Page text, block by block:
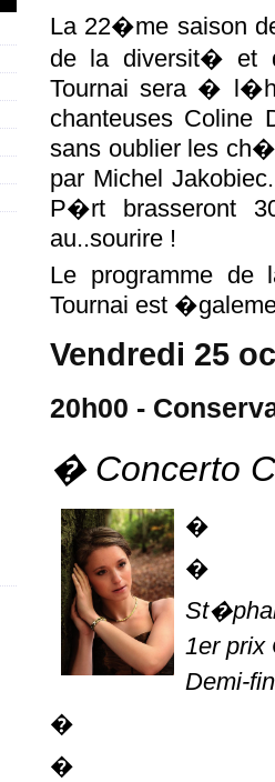
La 22�me saison
de la diversit� et
Tournai sera �
chanteuses Coline
sans oublier les
par Michel
P�rt brasseront
au..sourire !
Le programme de
Tournai est
Vendredi 25
20h00 -
� Concerto
�
�
1er prix
Demi-
�
�